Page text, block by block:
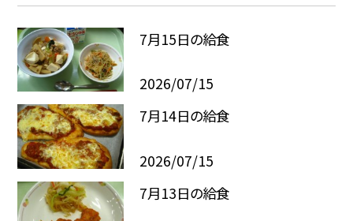
7月15日の給食
2026/07/15
7月14日の給食
2026/07/15
7月13日の給食